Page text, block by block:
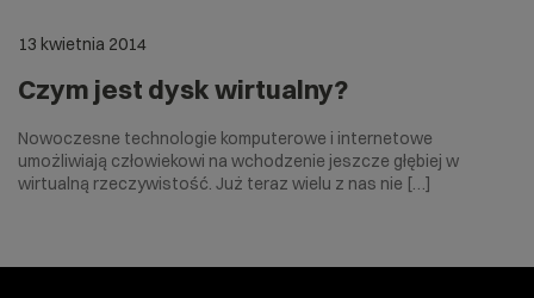
13 kwietnia 2014
Czym jest dysk wirtualny?
Nowoczesne technologie komputerowe i internetowe
umożliwiają człowiekowi na wchodzenie jeszcze głębiej w
wirtualną rzeczywistość. Już teraz wielu z nas nie […]